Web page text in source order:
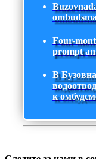
Four-
prompt
В
к